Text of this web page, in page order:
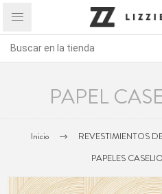
PAPEL
Inicio REVESTIMIENTOS
PAPELES CASELIO